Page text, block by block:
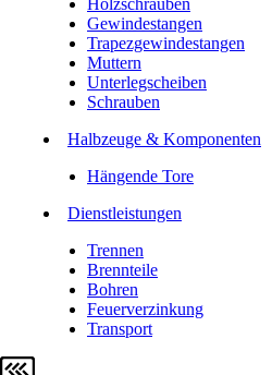
Holzschrauben
Gewindestangen
Trapezgewindestangen
Muttern
Unterlegscheiben
Schrauben
Halbzeuge & Komponenten
Hängende Tore
Dienstleistungen
Trennen
Brennteile
Bohren
Feuerverzinkung
Transport